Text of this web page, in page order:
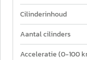
Cilinderinhoud
Aantal cilinders
Acceleratie (0-100